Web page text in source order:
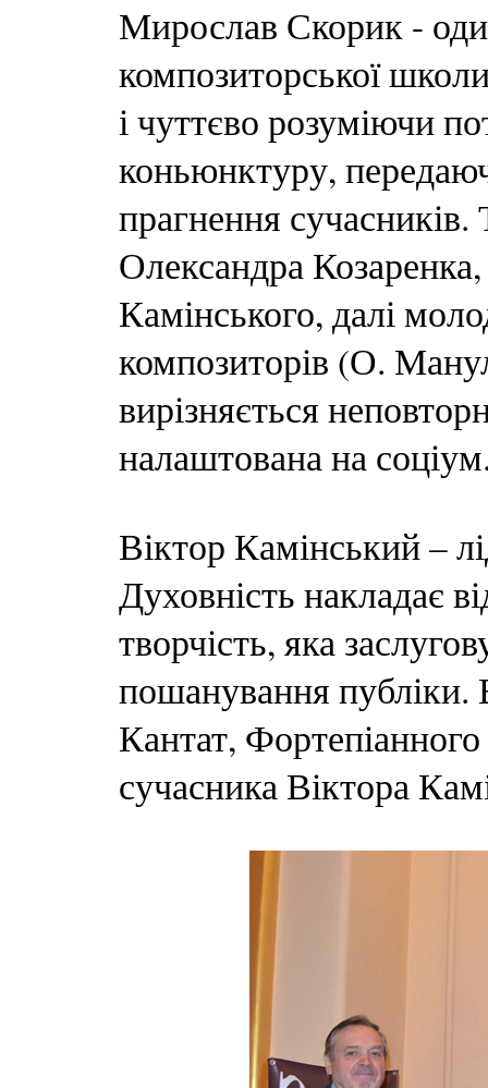
Мирослав Скорик -
композиторської
і чуттєво розуміючи
коньюнктуру,
прагнення
Олександра
Камінського, далі
композиторів (О.
вирізняється
налаштована на
Віктор Камінський –
Духовність накладає
творчість, яка
пошанування публіки.
Кантат,
сучасника Віктора